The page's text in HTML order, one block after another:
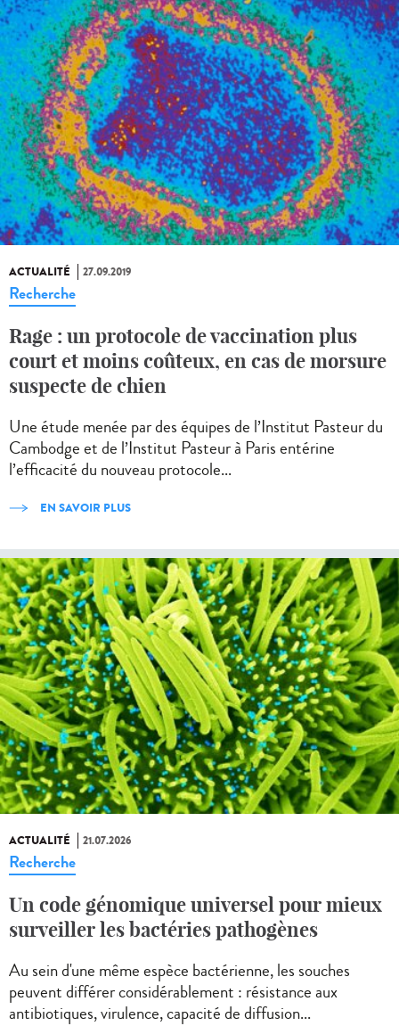
ACTUALITÉ 27.09.2019
Recherche
Rage : un protocole de vaccination plus
court et moins coûteux, en cas de morsure
suspecte de chien
Une étude menée par des équipes de l’Institut Pasteur du
Cambodge et de l’Institut Pasteur à Paris entérine
l’efficacité du nouveau protocole...
EN SAVOIR PLUS
ACTUALITÉ 21.07.2026
Recherche
Un code génomique universel pour mieux
surveiller les bactéries pathogènes
Au sein d'une même espèce bactérienne, les souches
peuvent différer considérablement : résistance aux
antibiotiques, virulence, capacité de diffusion...